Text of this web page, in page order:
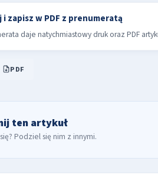
i zapisz w PDF z prenumeratą
daje natychmiastowy druk oraz PDF
PDF
ten artykuł
Podziel się nim z innymi.